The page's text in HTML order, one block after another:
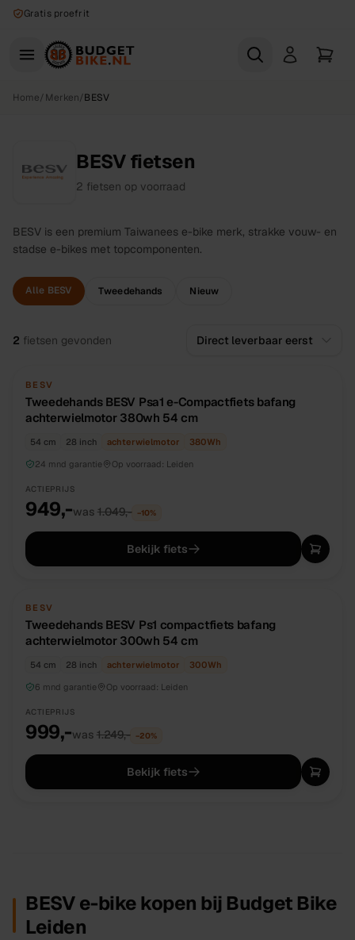
Naar hoofdinhoud
Gratis proefrit
Home/Merken/BESV
BESV fietsen
2 fietsen op voorraad
BESV is een premium Taiwanees e-bike merk, strakke vouw- en
stadse e-bikes met topcomponenten.
Alle BESV Tweedehands Nieuw
Alle
2 fietsen gevonden
TWEEDEHANDS
BESV
Tweedehands BESV Psa1 e-Compactfiets bafang
achterwielmotor 380wh 54 cm
54 cm 28 inch achterwielmotor 380Wh
24 mnd garantie
Op voorraad: Leiden
ACTIEPRIJS
949,-was 1.049,- −10%
Bekijk fiets
TWEEDEHANDS
BESV
Tweedehands BESV Ps1 compactfiets bafang
achterwielmotor 300wh 54 cm
54 cm 28 inch achterwielmotor 300Wh
6 mnd garantie
Op voorraad: Leiden
ACTIEPRIJS
999,-was 1.249,- −20%
Bekijk fiets
BESV e-bike kopen bij Budget Bike
Leiden